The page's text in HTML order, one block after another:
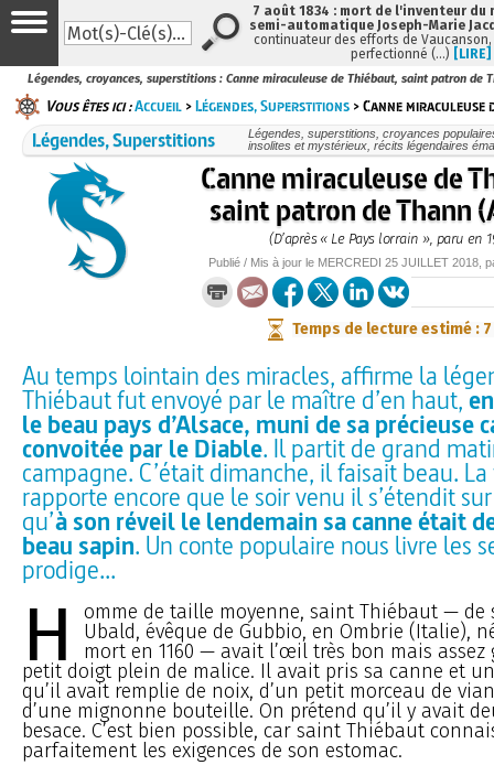
Légendes, croyances, superstitions : Canne miraculeuse de Thiébaut, saint patron de
Vous êtes ici :Accueil >Légendes, Superstitions > Canne miraculeuse
Légendes, Superstitions
Légendes, superstitions, croyances
insolites et mystérieux, récits légendaires
Canne miraculeuse de
saint patron de Thann
(D’après « Le Pays lorrain », paru en
Publié / Mis à jour le MERCREDI 25 JUILLET 2018,
Temps de lecture estimé : 7
Au temps lointain des miracles, affirme la
Thiébaut fut envoyé par le maître d’en haut,
le beau pays d’Alsace, muni de sa précieuse
convoitée par le Diable. Il partit de grand
campagne. C’était dimanche, il faisait beau.
rapporte encore que le soir venu il s’étendit
qu’à son réveil le lendemain sa canne était
beau sapin. Un conte populaire nous livre les
prodige...
H
omme de taille moyenne, saint Thiébaut — de
Ubald, évêque de Gubbio, en Ombrie (Italie),
mort en 1160 — avait l’œil très bon mais assez
petit doigt plein de malice. Il avait pris sa canne et
qu’il avait remplie de noix, d’un petit morceau de
d’une mignonne bouteille. On prétend qu’il y avait
besace. C’est bien possible, car saint Thiébaut
parfaitement les exigences de son estomac.
7 août 1834 : mort de l'inventeur du
semi-automatique Joseph-Marie
continuateur des efforts de Vaucanson,
perfectionné (…) [LIRE]